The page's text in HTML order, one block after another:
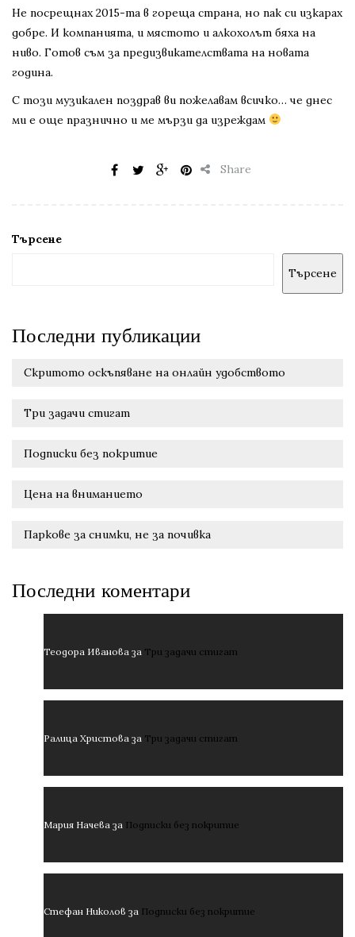
Не посрещнах 2015-та в гореща страна, но пак си изкарах
добре. И компанията, и мястото и алкохолът бяха на
ниво. Готов съм за предизвикателствата на новата
година.
С този музикален поздрав ви пожелавам всичко… че днес
ми е още празнично и ме мързи да изреждам
Share
Търсене
Търсене
Последни публикации
Скритото оскъпяване на онлайн удобството
Три задачи стигат
Подписки без покритие
Цена на вниманието
Паркове за снимки, не за почивка
Последни коментари
Теодора Иванова за Три задачи стигат
Ралица Христова за Три задачи стигат
Мария Начева за Подписки без покритие
Стефан Николов за Подписки без покритие